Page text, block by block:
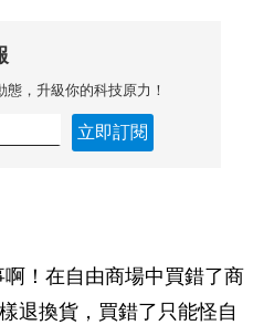
，升級你的科技原力！
立即訂閱
！在自由商場中買錯了商
退換貨，買錯了只能怪自